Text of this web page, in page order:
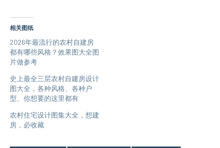
相关图纸
2026年最流行的农村自建房
都有哪些风格？效果图大全图
片做参考
史上最全三层农村自建房设计
图大全，各种风格、各种户
型、你想要的这里都有
农村住宅设计图集大全，想建
房，必收藏